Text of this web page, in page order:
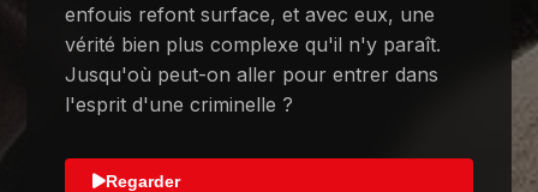
enfouis refont surface, et avec eux, une
vérité bien plus complexe qu'il n'y paraît.
Jusqu'où peut-on aller pour entrer dans
l'esprit d'une criminelle ?
Regarder